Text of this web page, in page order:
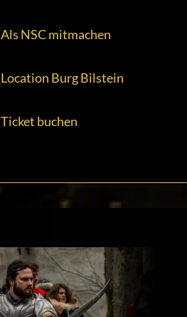
Als NSC mitmachen
Location Burg Bilstein
Ticket buchen